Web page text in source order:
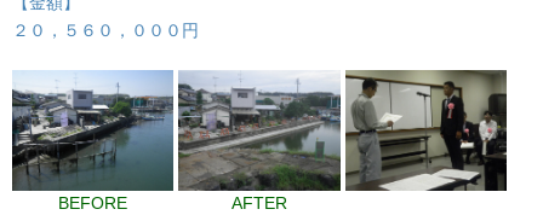
２０，５６０，０００円
BEFORE AFTER